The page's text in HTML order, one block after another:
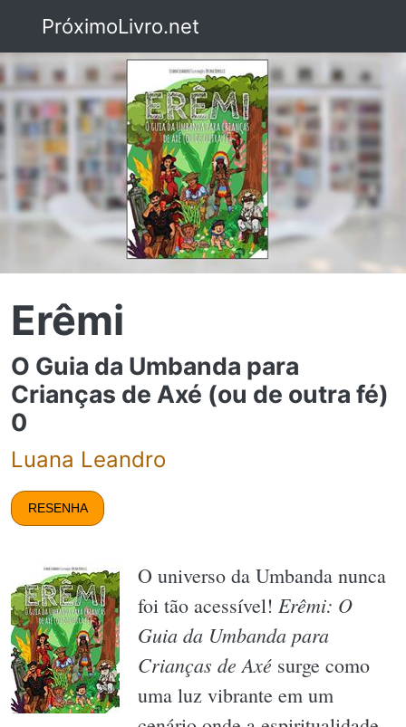
PróximoLivro.net
Erêmi
O Guia da Umbanda para
Crianças de Axé (ou de outra fé)
0
Luana Leandro
RESENHA
O universo da Umbanda nunca
foi tão acessível! Erêmi: O
Guia da Umbanda para
Crianças de Axé surge como
uma luz vibrante em um